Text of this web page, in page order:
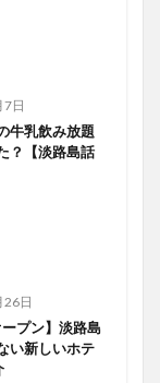
日
牛乳飲み放題
？【淡路島話
日
ープン】淡路島
い新しいホテ